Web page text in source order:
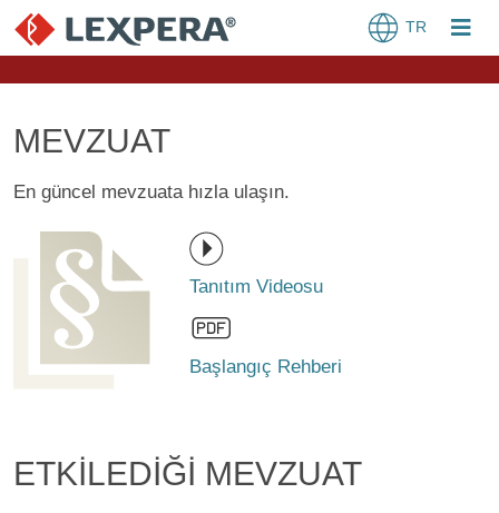
TR
MEVZUAT
En güncel mevzuata hızla ulaşın.
Tanıtım Videosu
Başlangıç Rehberi
ETKİLEDİĞİ MEVZUAT